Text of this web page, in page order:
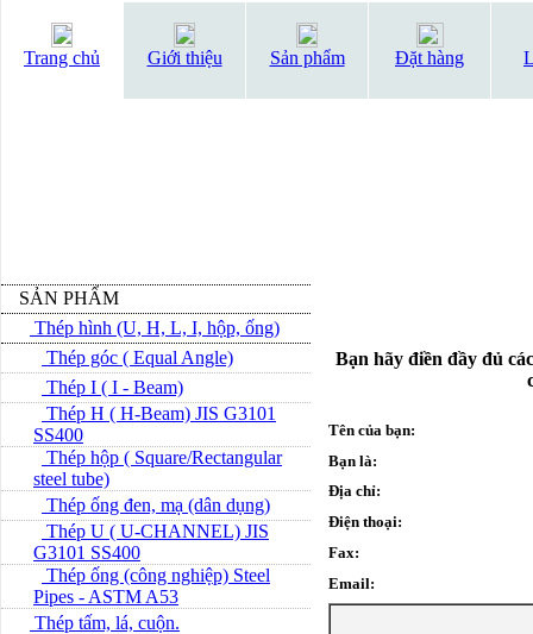
Trang chủ Giới thiệu Sản phẩm Đặt hàng
SẢN PHẨM
Thép hình (U, H, L, I, hộp, ống)
Thép góc ( Equal Angle)
Thép I ( I - Beam)
Thép H ( H-Beam) JIS G3101
SS400
Thép hộp ( Square/Rectangular
steel tube)
Thép ống đen, mạ (dân dụng)
Thép U ( U-CHANNEL) JIS
G3101 SS400
Thép ống (công nghiệp) Steel
Pipes - ASTM A53
Thép tấm, lá, cuộn.
Bạn hãy điền đầy đủ
Tên của bạn:
Bạn là:
Địa chỉ:
Điện thoại:
Fax:
Email: